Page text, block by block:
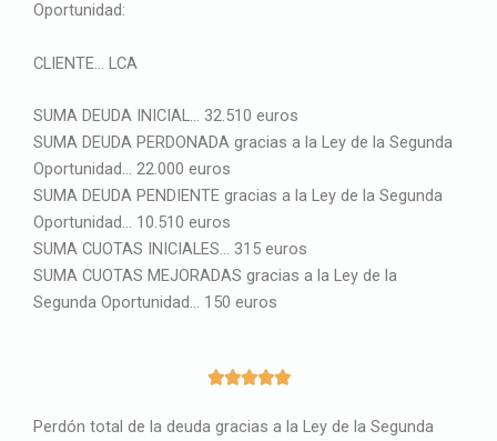
Oportunidad:
CLIENTE… LCA
SUMA DEUDA INICIAL… 32.510 euros
SUMA DEUDA PERDONADA gracias a la Ley de la Segunda
Oportunidad… 22.000 euros
SUMA DEUDA PENDIENTE gracias a la Ley de la Segunda
Oportunidad… 10.510 euros
SUMA CUOTAS INICIALES… 315 euros
SUMA CUOTAS MEJORADAS gracias a la Ley de la
Segunda Oportunidad… 150 euros
5
5
Perdón total de la deuda gracias a la Ley de la Segunda